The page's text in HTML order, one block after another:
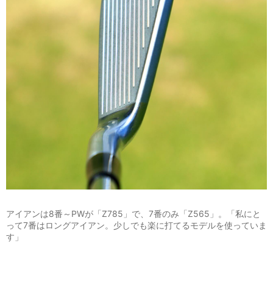
アイアンは8番～PWが「Z785」で、7番のみ「Z565」。「私にと
って7番はロングアイアン。少しでも楽に打てるモデルを使っていま
す」